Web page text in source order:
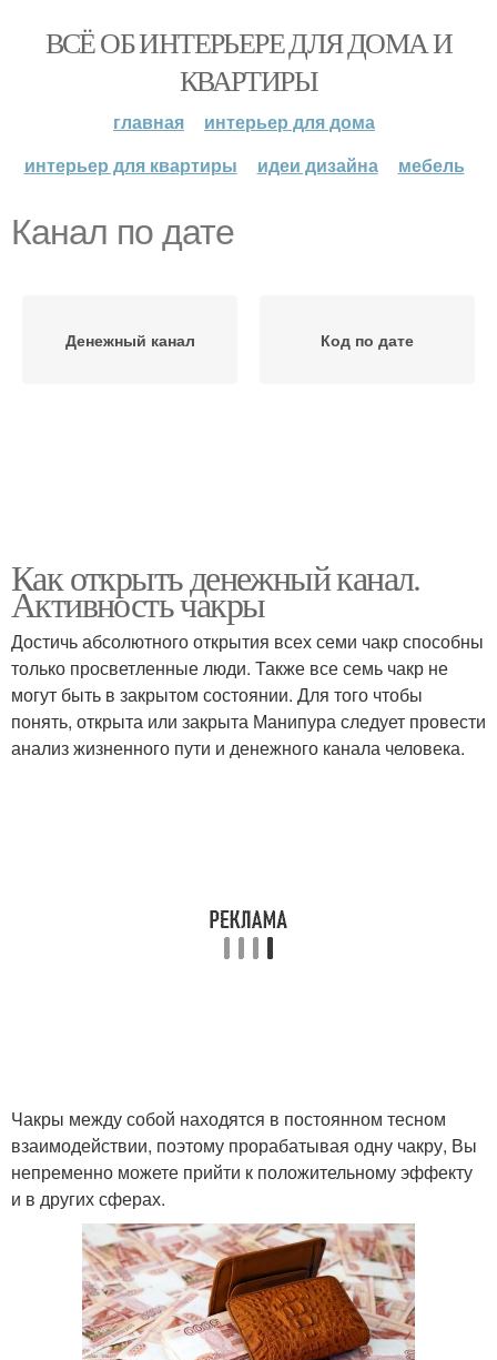
ВСЁ ОБ ИНТЕРЬЕРЕ ДЛЯ ДОМА И
КВАРТИРЫ
главная
интерьер для дома
интерьер для квартиры
идеи дизайна мебель
Канал по дате
Денежный канал Код по дате
Как открыть денежный канал.
Активность чакры
Достичь абсолютного открытия всех семи чакр способны
только просветленные люди. Также все семь чакр не
могут быть в закрытом состоянии. Для того чтобы
понять, открыта или закрыта Манипура следует провести
анализ жизненного пути и денежного канала человека.
Чакры между собой находятся в постоянном тесном
взаимодействии, поэтому прорабатывая одну чакру, Вы
непременно можете прийти к положительному эффекту
и в других сферах.